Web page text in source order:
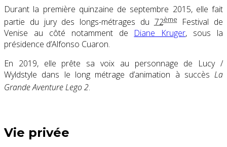
Durant la première quinzaine de septembre 2015, elle fait
partie du jury des longs-métrages du 72ème
Festival de
Venise au côté notamment de Diane Kruger, sous la
présidence d’Alfonso Cuaron.
En 2019, elle prête sa voix au personnage de Lucy /
Wyldstyle dans le long métrage d’animation à succès La
Grande Aventure Lego 2.
Vie privée